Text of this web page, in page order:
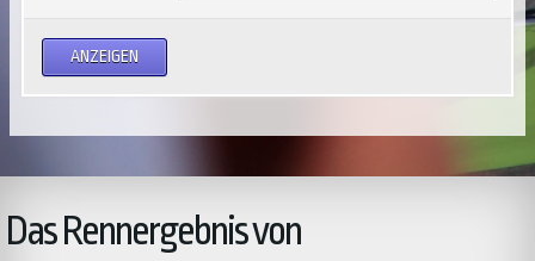
Das Rennergebnis von